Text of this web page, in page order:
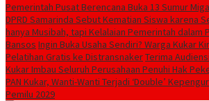
Pemerintah Pusat Berencana Buka 13 Sumur
DPRD Samarinda Sebut Kematian Siswa karena
hanya Musibah, tapi Kelalaian Pemerintah dalam
Bansos Ingin Buka Usaha Sendiri? Warga Kukar
Pelatihan Gratis ke DistransnakerTerima
Kukar Imbau Seluruh Perusahaan Penuhi Hak
PAN Kukar, Wanti-Wanti Terjadi ‘Double’
Pemilu 2029